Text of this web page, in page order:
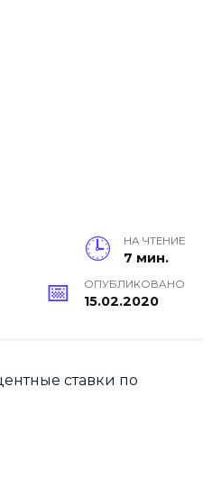
НА ЧТЕНИЕ
7 мин.
ОПУБЛИКОВАНО
15.02.2020